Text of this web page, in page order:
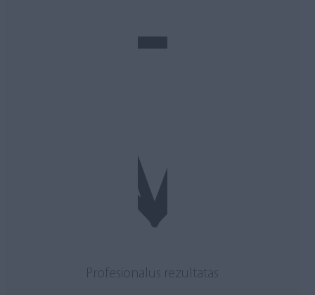
Profesionalus rezultatas